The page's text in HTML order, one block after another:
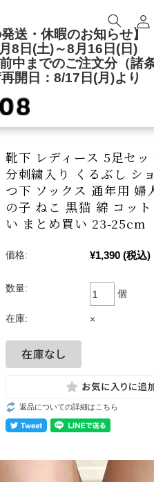
送・休暇のお知らせ】
8日(土)～8月16日(日)
中までのご注文分（諸
開日：8/17日(月)より
靴下 レディース 5足セ
分刺繍入り くるぶし シ
つ下 ソックス 通年用 婦
の子 ねこ 黒猫 綿 コッ
い まとめ買い 23-25cm
価格: ¥1,390 (税込)
数量:
個
在庫: ×
返品についての詳細はこちら